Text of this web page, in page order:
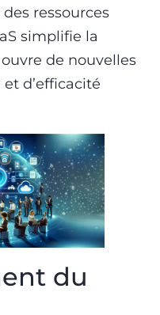
ressources
simplifie la
de nouvelles
d’efficacité
du